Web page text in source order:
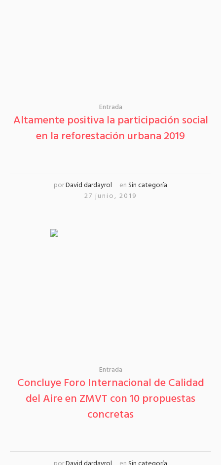
Entrada
Altamente positiva la participación social
en la reforestación urbana 2019
porDavid dardayrol en Sin categoría
27 junio, 2019
Entrada
Concluye Foro Internacional de Calidad
del Aire en ZMVT con 10 propuestas
concretas